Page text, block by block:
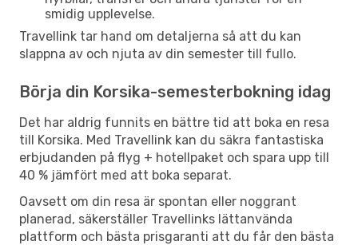
smidig upplevelse.
Travellink tar hand om detaljerna så att du kan
slappna av och njuta av din semester till fullo.
Börja din Korsika-semesterbokning idag
Det har aldrig funnits en bättre tid att boka en resa
till Korsika. Med Travellink kan du säkra fantastiska
erbjudanden på flyg + hotellpaket och spara upp till
40 % jämfört med att boka separat.
Oavsett om din resa är spontan eller noggrant
planerad, säkerställer Travellinks lättanvända
plattform och bästa prisgaranti att du får den bästa